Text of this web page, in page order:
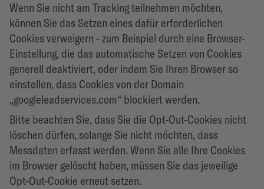
Wenn Sie nicht am Tracking teilnehmen möchten,
können Sie das Setzen eines dafür erforderlichen
Cookies verweigern - zum Beispiel durch eine Browser-
Einstellung, die das automatische Setzen von Cookies
generell deaktiviert, oder indem Sie Ihren Browser so
einstellen, dass Cookies von der Domain
„googleleadservices.com“ blockiert werden.
Bitte beachten Sie, dass Sie die Opt-Out-Cookies nicht
löschen dürfen, solange Sie nicht möchten, dass
Messdaten erfasst werden. Wenn Sie alle Ihre Cookies
im Browser gelöscht haben, müssen Sie das jeweilige
Opt-Out-Cookie erneut setzen.